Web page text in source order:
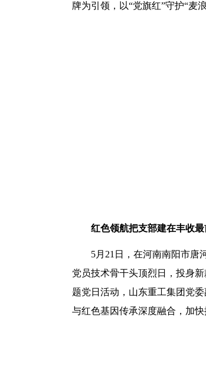
牌为引领，以“党旗红”守护“麦
红色领航把支部建在丰收
5月21日，在河南南阳市唐
党员技术骨干头顶烈日，投身
题党日活动，山东重工集团党
与红色基因传承深度融合，加